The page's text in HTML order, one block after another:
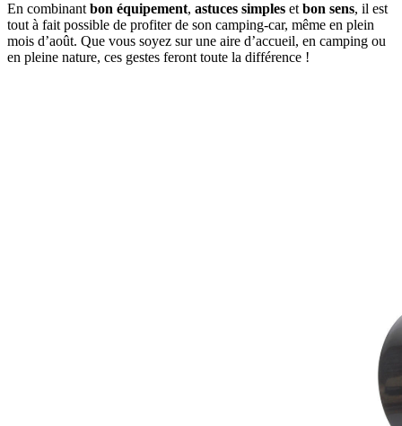
En combinantbon équipement, astuces simples etbon sens, il est
tout à fait possible de profiter de son camping-car, même en plein
mois d’août. Que vous soyez sur une aire d’accueil, en camping ou
en pleine nature, ces gestes feront toute la différence !